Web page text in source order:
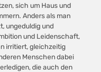
sich um Haus und
Anders als man
ungeduldig und
und Leidenschaft,
irritiert, gleichzeitig
Menschen dabei
die auch den